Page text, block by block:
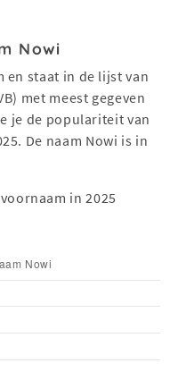
Nowi
en staat in de lijst van
met meest gegeven
je de populariteit van
De naam Nowi is in
in 2025